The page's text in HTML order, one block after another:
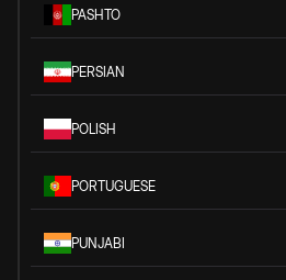
PASHTO
PERSIAN
POLISH
PORTUGUESE
PUNJABI